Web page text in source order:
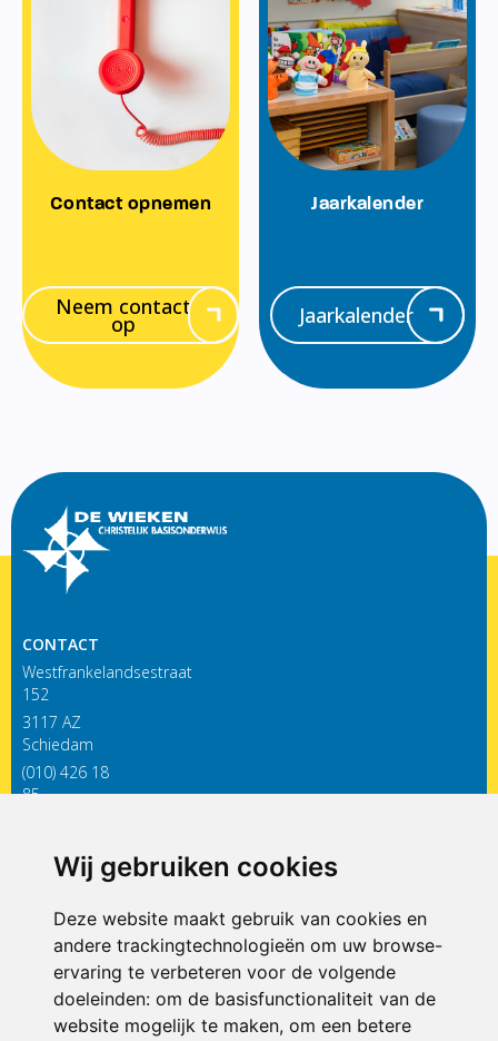
Wij gebruiken cookies
Deze website maakt gebruik van cookies en
andere trackingtechnologieën om uw browse-
ervaring te verbeteren voor de volgende
doeleinden: om de basisfunctionaliteit van de
website mogelijk te maken, om een betere
Contact opnemen
Neem contact
op
Jaarkalender
Jaarkalender
CONTACT
Westfrankelandsestraat
152
3117 AZ
Schiedam
(010) 426 18
85
ONDERDEEL VAN